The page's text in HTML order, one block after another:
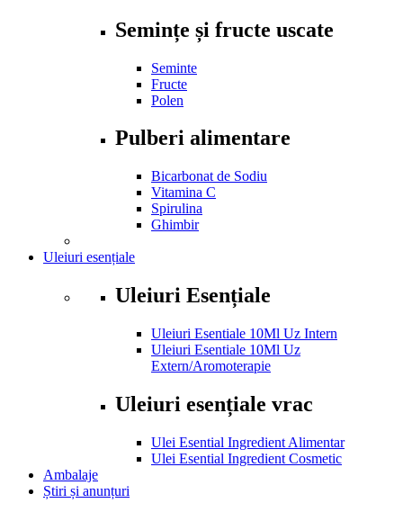
Semințe și fructe uscate
Seminte
Fructe
Polen
Pulberi alimentare
Bicarbonat de Sodiu
Vitamina C
Spirulina
Ghimbir
Uleiuri esențiale
Uleiuri Esențiale
Uleiuri Esentiale 10Ml Uz Intern
Uleiuri Esentiale 10Ml Uz
Extern/Aromoterapie
Uleiuri esențiale vrac
Ulei Esential Ingredient Alimentar
Ulei Esential Ingredient Cosmetic
Ambalaje
Știri și anunțuri